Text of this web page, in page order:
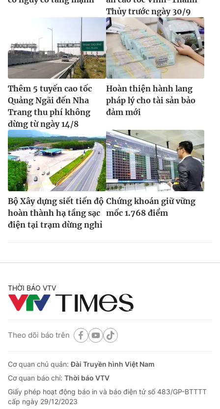
Ðiện thoại Thời báo VTV:024.66 897 897
toasoan@vtv.vn
Liên hệ quảng cáo:
024-7300.7108
® Cấm sao chép dưới mọi hình thức nếu không có sự chấp
thuận bằng văn bản. Ghi rõ nguồn VTV.vn khi phát hành lại
thông tin từ website này.
Thủy trước ngày 30/9
Thêm 5 tuyến cao tốc
Quảng Ngãi đến Nha
Trang thu phí không
dừng từ ngày 14/8
Hoàn thiện hành lang
pháp lý cho tài sản bảo
đảm mới
Bộ Xây dựng siết tiến độ
hoàn thành hạ tầng sạc
điện tại trạm dừng nghỉ
Chứng khoán giữ vững
mốc 1.768 điểm
THỜI BÁO VTV
Theo dõi báo trên
Cơ quan chủ quản:Đài Truyền hình Việt Nam
Cơ quan báo chí: Thời báo VTV
Giấy phép hoạt động báo in và báo điện tử số 483/GP-BTTTT
cấp ngày 29/12/2023